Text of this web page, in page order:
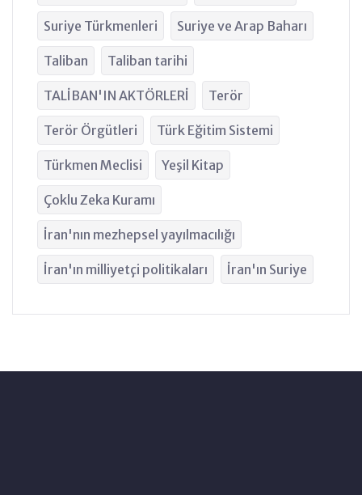
Suriye Türkmenleri Suriye ve Arap Baharı
Taliban Taliban tarihi
TALİBAN'IN AKTÖRLERİ Terör
Terör Örgütleri Türk Eğitim Sistemi
Türkmen Meclisi Yeşil Kitap
Çoklu Zeka Kuramı
İran'nın mezhepsel yayılmacılığı
İran'ın milliyetçi politikaları İran'ın Suriye